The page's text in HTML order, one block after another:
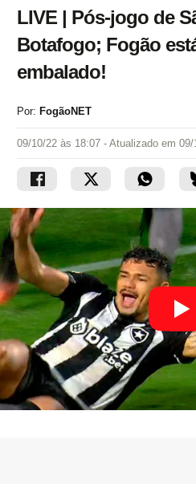
LIVE | Pós-jogo de
Botafogo; Fogão
embalado!
Por: FogãoNET
09/10/22 às 18:07 - Atualizado em 09/